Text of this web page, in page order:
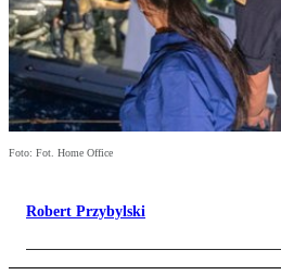
Foto: Fot. Home Office
Robert Przybylski